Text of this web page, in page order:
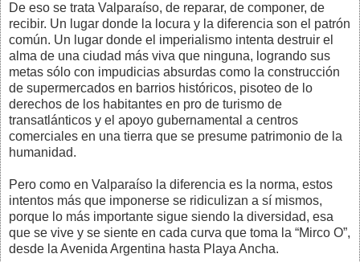
De eso se trata Valparaíso, de reparar, de componer, de
recibir. Un lugar donde la locura y la diferencia son el patrón
común. Un lugar donde el imperialismo intenta destruir el
alma de una ciudad más viva que ninguna, logrando sus
metas sólo con impudicias absurdas como la construcción
de supermercados en barrios históricos, pisoteo de lo
derechos de los habitantes en pro de turismo de
transatlánticos y el apoyo gubernamental a centros
comerciales en una tierra que se presume patrimonio de la
humanidad.
Pero como en Valparaíso la diferencia es la norma, estos
intentos más que imponerse se ridiculizan a sí mismos,
porque lo más importante sigue siendo la diversidad, esa
que se vive y se siente en cada curva que toma la “Mirco O”,
desde la Avenida Argentina hasta Playa Ancha.